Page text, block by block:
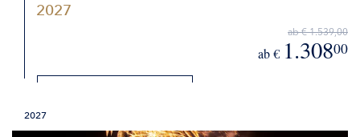
2027
ab € 1.539,00
ab € 1.30800
2027